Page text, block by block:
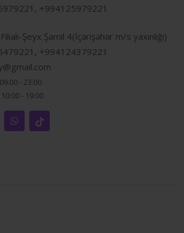
+994125979221
Şeyx Şamil 4(İçərişəhər m/s yaxınlığı)
+994124379221
- 23:00
10:00 - 19:00